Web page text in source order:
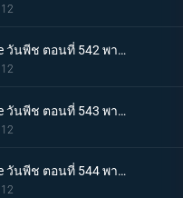
One piece วันพีช ตอนที่ 542 พากย์ไทย ตอนพิเศษ! ลูฟี่และโทริโกะ! การพบกันอีกครั้ง โทริโกะ ลูฟี่! ออกค้นหาผลทะเลกัน!
One piece วันพีช ตอนที่ 543 พากย์ไทย จุดจบของวีรบุรษ ความจริงของไทเกอร์ที่น่าตกตะลึง
One piece วันพีช ตอนที่ 544 พากย์ไทย กลุ่มโจรสลัดแตกแยก จินเบ ปะทะ อารอง